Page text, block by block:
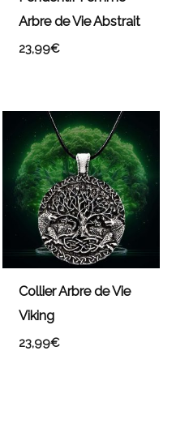
Arbre de Vie Abstrait
23,99€
Collier Arbre de Vie
Viking
23,99€